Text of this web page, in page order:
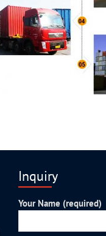
Inquiry
Your Name (required)